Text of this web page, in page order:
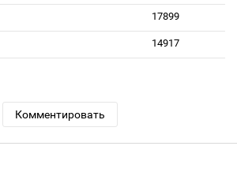
17899
14917
Комментировать